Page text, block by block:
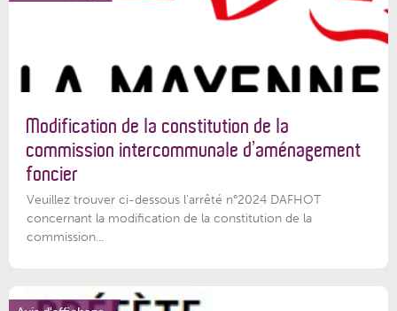
Modification de la constitution de la
commission intercommunale d’aménagement
foncier
Veuillez trouver ci-dessous l'arrêté n°2024 DAFHOT
concernant la modification de la constitution de la
commission...